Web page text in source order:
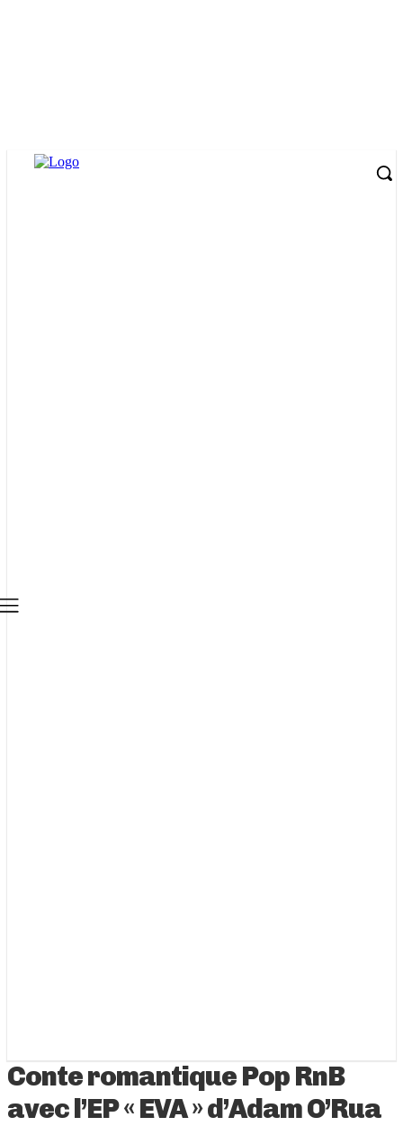
Conte romantique Pop RnB
avec l’EP « EVA » d’Adam O’Rua